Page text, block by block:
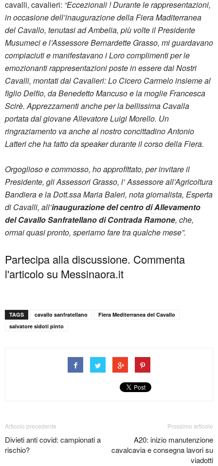
cavalli, cavalieri: “Eccezionali ! Durante le rappresentazioni,
in occasione dell’inaugurazione della Fiera Maditerranea
del Cavallo, tenutasi ad Ambelia, più volte il Presidente
Musumeci e l’Assessore Bernardette Grasso, mi guardavano
compiaciuti e manifestavano i Loro complimenti per le
emozionanti rappresentazioni poste in essere dai Nostri
Cavalli, montati dai Cavalieri: Lo Cicero Carmelo insieme al
figlio Delfio, da Benedetto Mancuso e la moglie Francesca
Scirè. Apprezzamenti anche per la bellissima Cavalla
portata dal giovane Allevatore Luigi Morello. Un
ringraziamento va anche al nostro concittadino Antonio
Latteri che ha fatto da speaker durante il corso della Fiera.
Orgoglioso e commosso, ho approfittato, per invitare il
Presidente, gli Assessori Grasso, l’ Assessore all’Agricoltura
Bandiera e la Dott.ssa Maria Baleri, nota giornalista, Esperta
di Cavalli, all’inaugurazione del centro di Allevamento
del Cavallo Sanfratellano di Contrada Ramone, che,
ormai quasi pronto, speriamo fare tra qualche mese”.
Partecipa alla discussione. Commenta
l'articolo su Messinaora.it
TAGS cavallo sanfratellano
Fiera Mediterranea del Cavallo
salvatore sidoti pinto
Articolo precedente
Divieti anti covid: campionati a
rischio?
Prossimo articolo
A20: inizio manutenzione
cavalcavia e consegna lavori su
viadotti